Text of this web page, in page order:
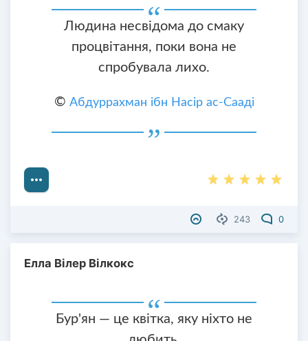
Людина несвідома до смаку
процвітання, поки вона не
спробувала лихо.
© Абдуррахман ібн Насір ас-Сааді
243 0
Елла Вілер Вілкокс
Бур'ян — це квітка, яку ніхто не